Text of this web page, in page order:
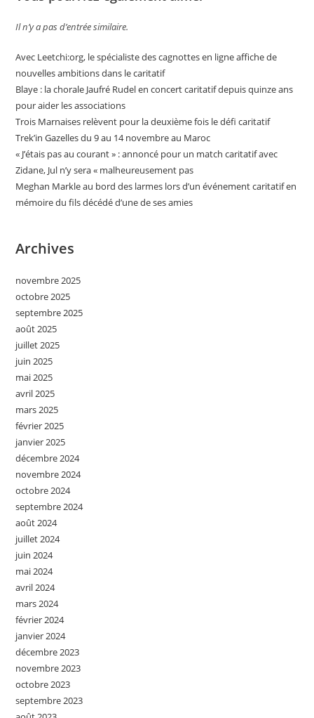
Il n’y a pas d’entrée similaire.
Avec Leetchi:org, le spécialiste des cagnottes en ligne affiche de
nouvelles ambitions dans le caritatif
Blaye : la chorale Jaufré Rudel en concert caritatif depuis quinze ans
pour aider les associations
Trois Marnaises relèvent pour la deuxième fois le défi caritatif
Trek’in Gazelles du 9 au 14 novembre au Maroc
« J’étais pas au courant » : annoncé pour un match caritatif avec
Zidane, Jul n’y sera « malheureusement pas
Meghan Markle au bord des larmes lors d’un événement caritatif en
mémoire du fils décédé d’une de ses amies
Archives
novembre 2025
octobre 2025
septembre 2025
août 2025
juillet 2025
juin 2025
mai 2025
avril 2025
mars 2025
février 2025
janvier 2025
décembre 2024
novembre 2024
octobre 2024
septembre 2024
août 2024
juillet 2024
juin 2024
mai 2024
avril 2024
mars 2024
février 2024
janvier 2024
décembre 2023
novembre 2023
octobre 2023
septembre 2023